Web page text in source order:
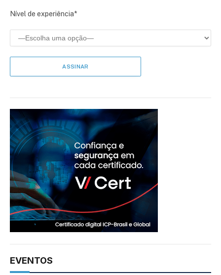
Nível de experiência*
EVENTOS